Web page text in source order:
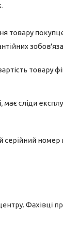
товару
товару
сліди
серійний
Фахівці